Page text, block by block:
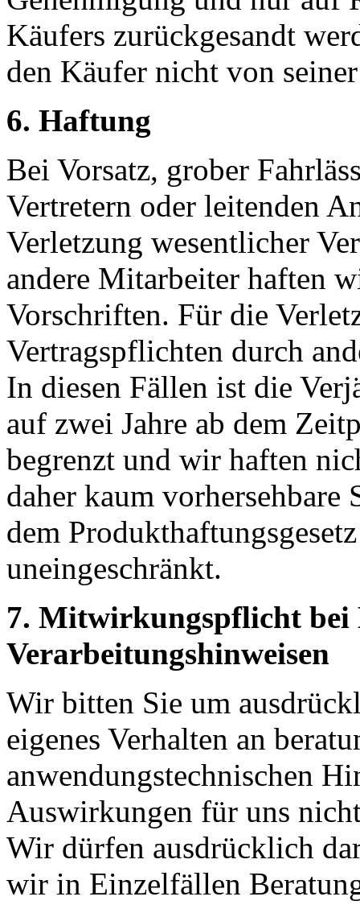
Käufers zurückgesandt
den Käufer nicht von
6. Haftung
Bei Vorsatz, grober
Vertretern oder leitenden
Verletzung wesentlicher
andere Mitarbeiter haften
Vorschriften. Für die
Vertragspflichten durch
In diesen Fällen ist die
auf zwei Jahre ab dem
begrenzt und wir haften
daher kaum vorhersehbare
dem
uneingeschränkt.
7. Mitwirkungspflicht bei
Verarbeitungshinweisen
Wir bitten Sie um
eigenes Verhalten an
anwendungstechnischen
Auswirkungen für uns
Wir dürfen ausdrücklich
wir in Einzelfällen